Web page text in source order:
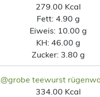
279.00 Kcal
Fett: 4.90 g
Eiweis: 10.00 g
KH: 46.00 g
Zucker: 3.80 g
@grobe teewurst
334.00 Kcal